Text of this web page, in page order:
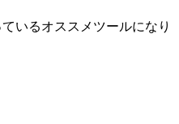
いるオススメツールになり